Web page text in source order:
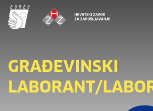
GRAĐEVINSKI
LABORANT/